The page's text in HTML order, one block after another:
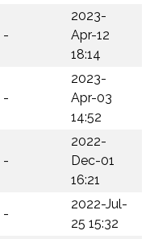
-
2023-
Apr-12
18:14
-
2023-
Apr-03
14:52
-
2022-
Dec-01
16:21
-
2022-Jul-
25 15:32